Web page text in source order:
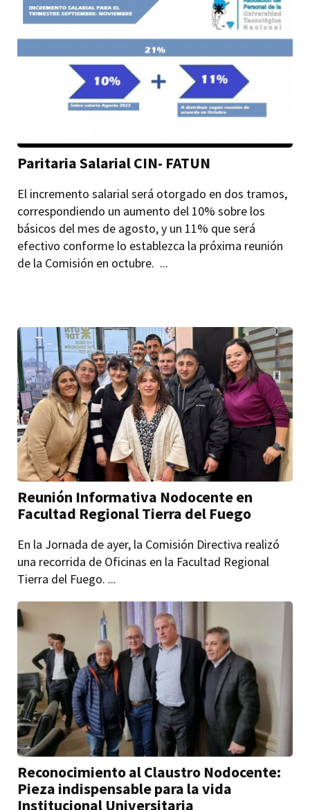
Paritaria Salarial CIN- FATUN
El incremento salarial será otorgado en dos tramos,
correspondiendo un aumento del 10% sobre los
básicos del mes de agosto, y un 11% que será
efectivo conforme lo establezca la próxima reunión
de la Comisión en octubre. ...
Reunión Informativa Nodocente en
Facultad Regional Tierra del Fuego
En la Jornada de ayer, la Comisión Directiva realizó
una recorrida de Oficinas en la Facultad Regional
Tierra del Fuego. ...
Reconocimiento al Claustro Nodocente:
Pieza indispensable para la vida
Institucional Universitaria